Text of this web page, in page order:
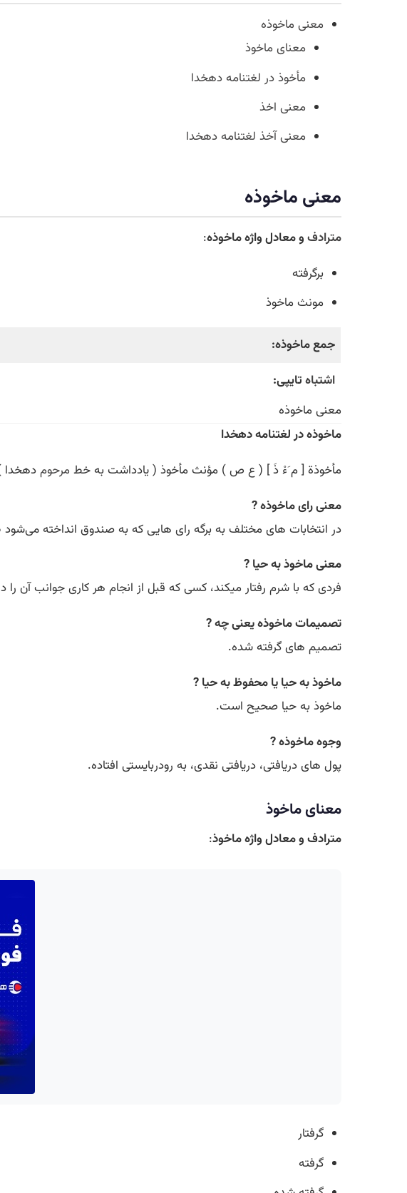
معنی ماخوذه
معنای ماخوذ
مأخوذ در لغتنامه دهخدا
معنی اخذ
معنی آخذ لغتنامه دهخدا
معنی ماخوذه
مترادفو معادل واژه ماخوذه:
برگرفته
مونث ماخوذ
جمع ماخوذه:
اشتباهتایپی:
معنی ماخوذه
ماخوذه در لغتنامه دهخدا
مأخوذة [ م َءْ ذَ ] ( ع ص ) مؤنث مأخوذ ( یادداشت به خط مرحومدهخدا
معنی رای ماخوذه ?
در انتخابات های مختلف به برگه رای هایی که به صندوق انداخته
معنی ماخوذ به حیا ?
فردی که با شرم رفتار میکند، کسی که قبل از انجام هر کاری جوانب آن را
تصمیمات ماخوذه یعنی چه ?
تصمیم های گرفته شده.
ماخوذ به حیا یا محفوظ به حیا ?
ماخوذ به حیا صحیح است.
وجوه ماخوذه ?
پول های دریافتی، دریافتی نقدی، به رودربایستی افتاده.
معنای ماخوذ
مترادف و معادل واژه ماخوذ:
گرفتار
گرفته